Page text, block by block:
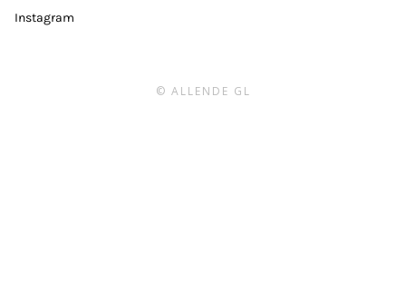
Instagram
© ALLENDE GL